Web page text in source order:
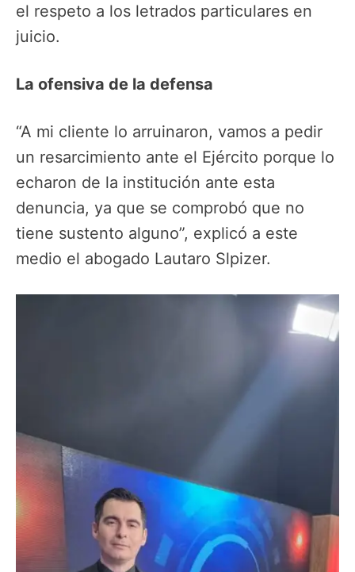
el respeto a los letrados particulares en
juicio.
La ofensiva de la defensa
“A mi cliente lo arruinaron, vamos a pedir
un resarcimiento ante el Ejército porque lo
echaron de la institución ante esta
denuncia, ya que se comprobó que no
tiene sustento alguno”, explicó a este
medio el abogado Lautaro Slpizer.